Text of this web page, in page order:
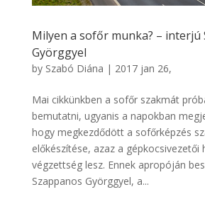
Milyen a sofőr munka? – interjú
Györggyel
by Szabó Diána | 2017 jan 26,
Mai cikkünkben a sofőr szakmát
bemutatni, ugyanis a napokban
hogy megkezdődött a sofőrképzés
előkészítése, azaz a gépkocsivezetői
végzettség lesz. Ennek apropóján
Szappanos Györggyel, a...